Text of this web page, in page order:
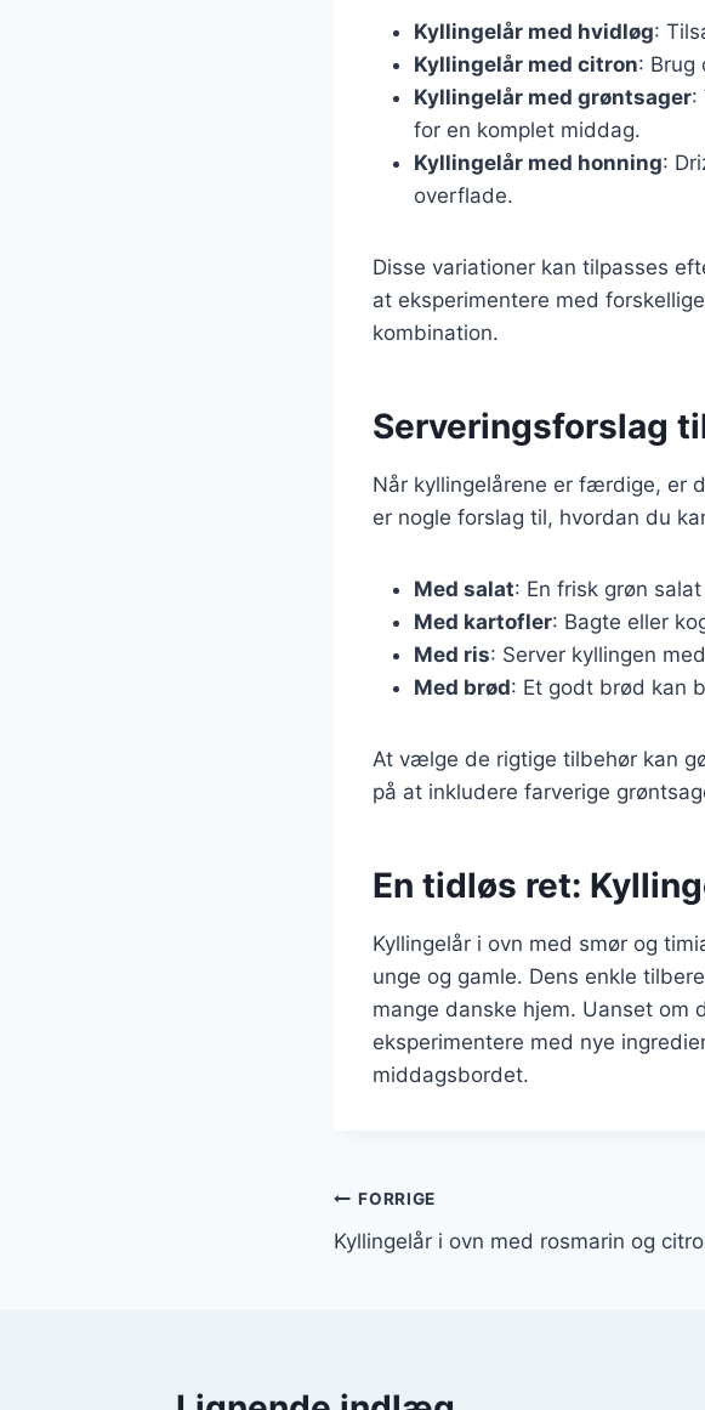
Kyllingelår med hvidløg:
Kyllingelår med citron: Brug
Kyllingelår med grøntsager:
for en komplet middag.
Kyllingelår med honning:
overflade.
Disse variationer kan tilpasses
at eksperimentere med
kombination.
Serveringsforslag
Når kyllingelårene er færdige, er
er nogle forslag til, hvordan du
Med salat: En frisk grøn
Med kartofler: Bagte eller
Med ris: Server kyllingen
Med brød: Et godt brød kan
At vælge de rigtige tilbehør kan
på at inkludere farverige
En tidløs ret:
Kyllingelår i ovn med smør og
unge og gamle. Dens enkle
mange danske hjem. Uanset
eksperimentere med nye
middagsbordet.
Indlægsnavigation
FORRIGE
Kyllingelår i ovn med rosmarin og